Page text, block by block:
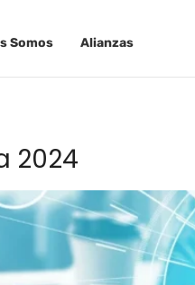
Somos Alianzas
2024